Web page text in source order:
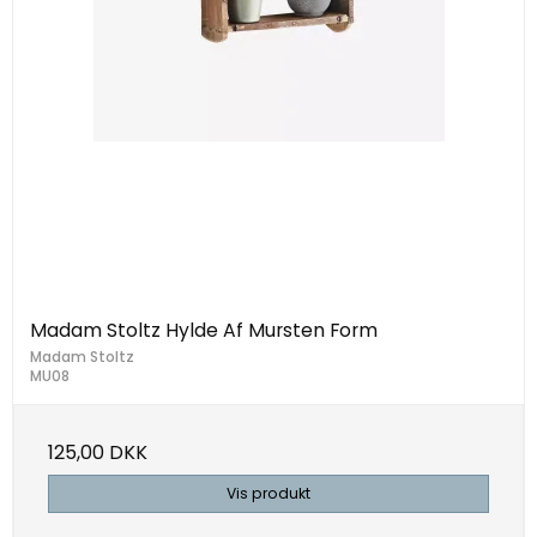
Madam Stoltz Hylde Af Mursten Form
Madam Stoltz
MU08
125,00 DKK
Vis produkt